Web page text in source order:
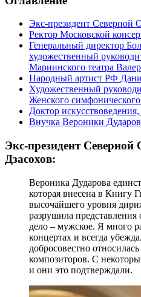
Экс-президент Северной
Ректор Московской
Генеральный директор
художественный
Мариинского театра
Народный артист РФ
Художественный
Женского
Доктор
Внучка Вероники
Экс-президент Северной
Дзасохов:
Вероника Дударова
которая внесена в Книгу
высочайшего уровня
разрушила
дело – мужское. Я много
концертах и всегда
добросовестно
композиторов. С
и они это подтверждали.